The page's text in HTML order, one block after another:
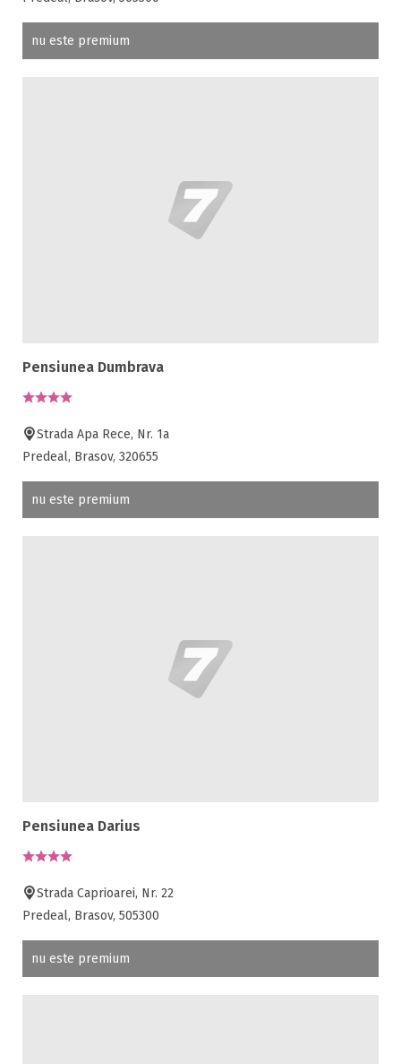
nu este premium
Pensiunea Dumbrava
Strada Apa Rece, Nr. 1a
Predeal, Brasov, 320655
nu este premium
Pensiunea Darius
Strada Caprioarei, Nr. 22
Predeal, Brasov, 505300
nu este premium